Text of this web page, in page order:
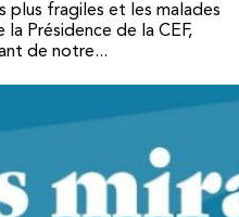
plus fragiles et les malades
Présidence de la CEF,
de notre...